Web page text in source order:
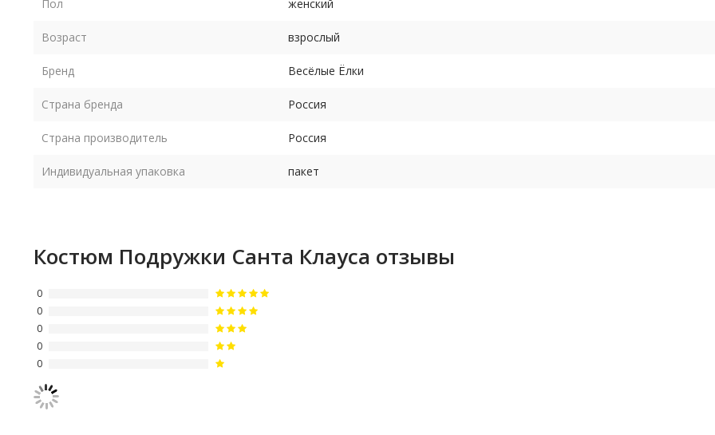
Пол женский
Возраст взрослый
Бренд Весёлые Ёлки
Страна бренда Россия
Страна производитель Россия
Индивидуальная упаковка пакет
Костюм Подружки Санта Клауса отзывы
0
0
0
0
0